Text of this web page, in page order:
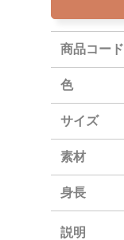
商品コード
色
サイズ
素材
身長
説明